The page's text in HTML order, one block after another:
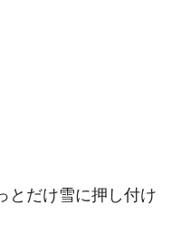
とだけ雪に押し付け